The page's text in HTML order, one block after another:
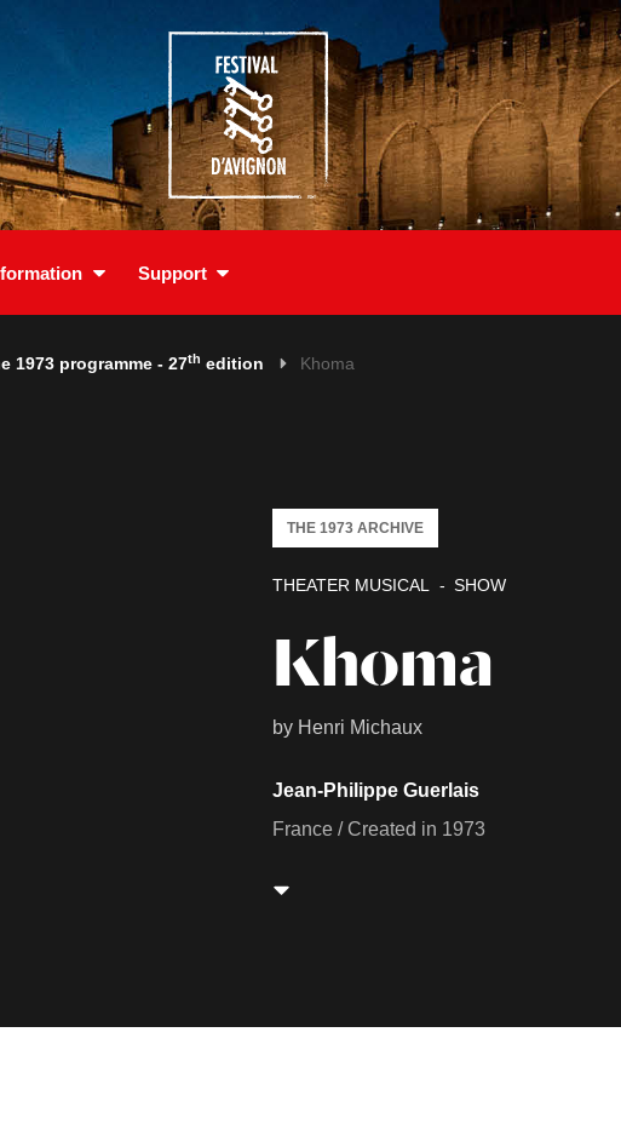
Support
1973 programme - 27th edition Khoma
Khoma
by Henri Michaux
THEATER MUSICAL SHOW
THE 1973 ARCHIVE
Jean-Philippe Guerlais
France / Created in 1973